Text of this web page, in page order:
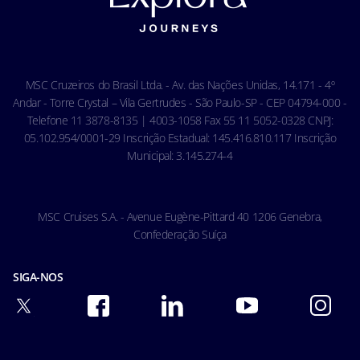
Ocean Cay MSC Marine Reserve
Condições Gerais do Seguro Viagem
Carta de Direitos dos Passageiros
Condições gerais de transporte
MSC Cruzeiros do Brasil Ltda. - Av. das Nações Unidas, 14.171 - 4º
Andar - Torre Crystal – Vila Gertrudes - São Paulo-SP - CEP 04794-000 -
Telefone 11 3878-8135 | 4003-1058 Fax 55 11 5052-0328 CNPJ:
05.102.954/0001-29 Inscrição Estadual: 145.416.810.117 Inscrição
Municipal: 3.145.274-4
MSC Cruises S.A. - Avenue Eugène-Pittard 40 1206 Genebra,
Confederação Suíça
SIGA-NOS